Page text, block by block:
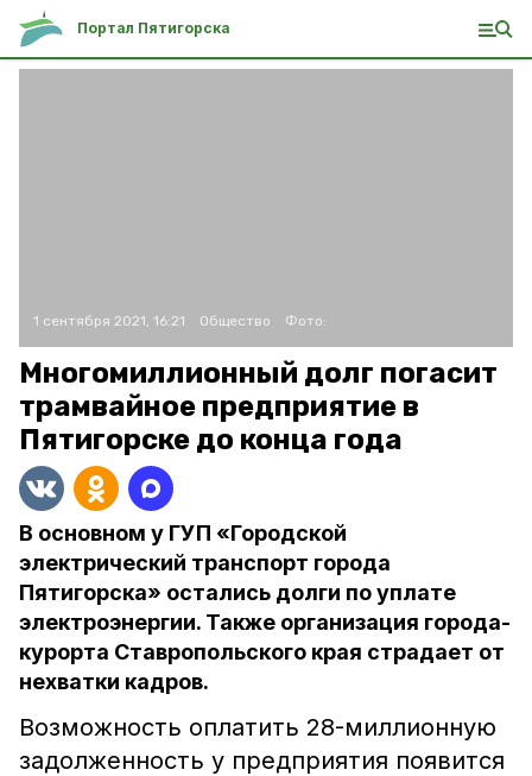
Портал Пятигорска
1 сентября 2021, 16:21 Общество Фото:
Многомиллионный долг погасит
трамвайное предприятие в
Пятигорске до конца года
В основном у ГУП «Городской
электрический транспорт города
Пятигорска» остались долги по уплате
электроэнергии. Также организация города-
курорта Ставропольского края страдает от
нехватки кадров.
Возможность оплатить 28-миллионную
задолженность у предприятия появится